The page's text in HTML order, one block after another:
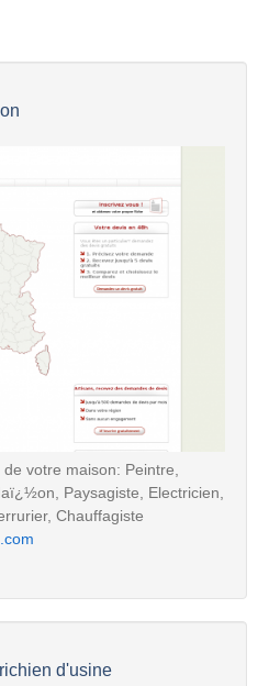
votre maison: Peintre,
Paysagiste, Electricien,
Chauffagiste
d'usine